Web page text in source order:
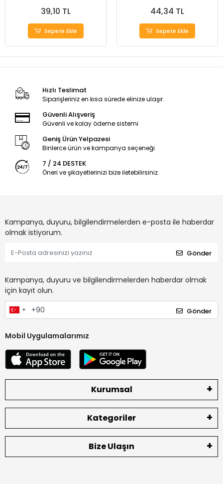
39,10 TL
Sepete Ekle
44,34 TL
Sepete Ekle
Hızlı Teslimat
Siparişleriniz en kısa sürede elinize ulaşır.
Güvenli Alışveriş
Güvenli ve kolay ödeme sistemi
Geniş Ürün Yelpazesi
Binlerce ürün ve kampanya seçeneği
7 / 24 DESTEK
Öneri ve şikayetlerinizi bize iletebilirsiniz.
Kampanya, duyuru, bilgilendirmelerden e-posta ile haberdar
olmak istiyorum.
Gönder
Kampanya, duyuru ve bilgilendirmelerden haberdar olmak
için kayıt olun.
Gönder
Mobil Uygulamalarımız
Kurumsal
Kategoriler
Bize Ulaşın